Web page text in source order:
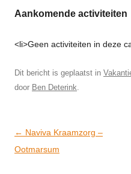
Aankomende activiteiten
<li>Geen activiteiten in deze
Dit bericht is geplaatst in
door Ben Deterink
Post
navigation
← Naviva Kraamzorg –
Ootmarsum